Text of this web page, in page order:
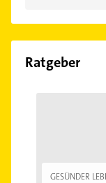
Ratgeber
GESÜNDER